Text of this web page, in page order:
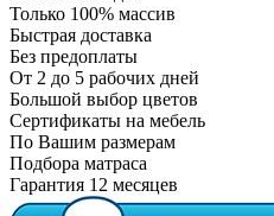
Только 100% массив
Быстрая доставка
Без предоплаты
От 2 до 5 рабочих дней
Большой выбор цветов
Сертификаты на мебель
По Вашим размерам
Подбора матраса
Гарантия 12 месяцев